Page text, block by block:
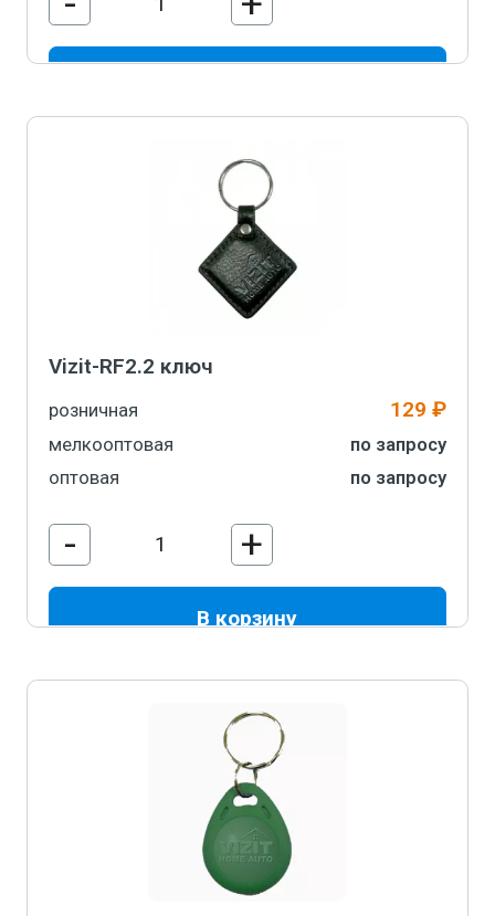
Vizit-RF2.2 ключ
розничная 129 ₽
мелкооптовая
по запросу
оптовая
по запросу
- +
В корзину